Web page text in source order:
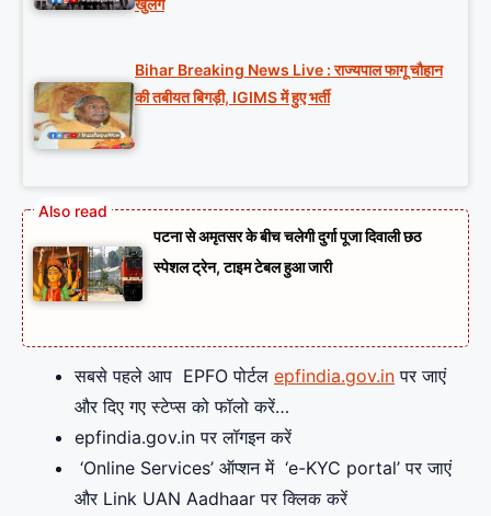
Bihar Breaking News Live : राज्यपाल फागू चौहान
की तबीयत बिगड़ी, IGIMS में हुए भर्ती
पटना से अमृतसर के बीच चलेगी दुर्गा पूजा दिवाली छठ
स्पेशल ट्रेन, टाइम टेबल हुआ जारी
सबसे पहले आप EPFO पोर्टल epfindia.gov.in पर जाएं
और दिए गए स्टेप्स को फॉलो करें…
epfindia.gov.in पर लॉगइन करें
‘Online Services’ ऑप्शन में ‘e-KYC portal’ पर जाएं
और Link UAN Aadhaar पर क्लिक करें